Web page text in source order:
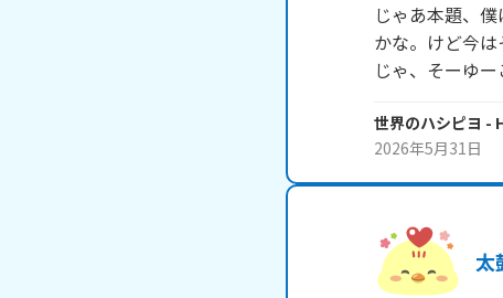
じゃあ本題、
かな。けど今
じゃ、そーゆー
世界のハシピヨ -
2026年5月31日
太